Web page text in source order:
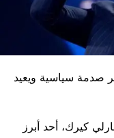
صدمة سياسية ويعيد
كيرك، أحد أبرز